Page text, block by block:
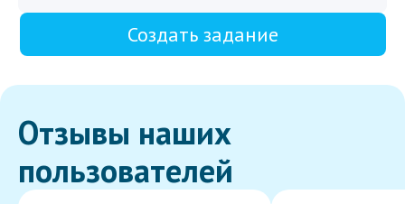
Создать задание
Отзывы наших
пользователей